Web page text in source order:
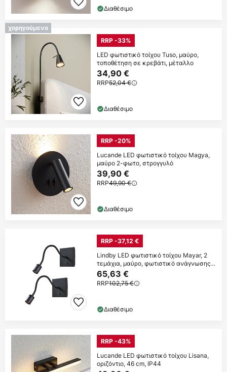
Διαθέσιμο
χορηγούμενο
RRP -33%
LED φωτιστικό τοίχου Tuso, μαύρο,
τοποθέτηση σε κρεβάτι, μέταλλο
34,90 €
RRP52,04 €
Διαθέσιμο
RRP -20%
Lucande LED φωτιστικό τοίχου Magya,
μαύρο 2-φωτο, στρογγυλό
39,90 €
RRP49,90 €
Διαθέσιμο
RRP -37,12 €
Lindby LED φωτιστικό τοίχου Mayar, 2
τεμάχια, μαύρο, φωτιστικό ανάγνωσης,
11 cm
65,63 €
RRP102,75 €
Διαθέσιμο
RRP -43%
Lucande LED φωτιστικό τοίχου Lisana,
οριζόντιο, 46 cm, IP44